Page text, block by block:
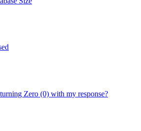
Zero (0) with my response?